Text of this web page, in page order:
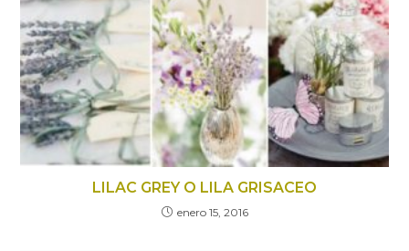
LILAC GREY O LILA GRISACEO
enero 15, 2016